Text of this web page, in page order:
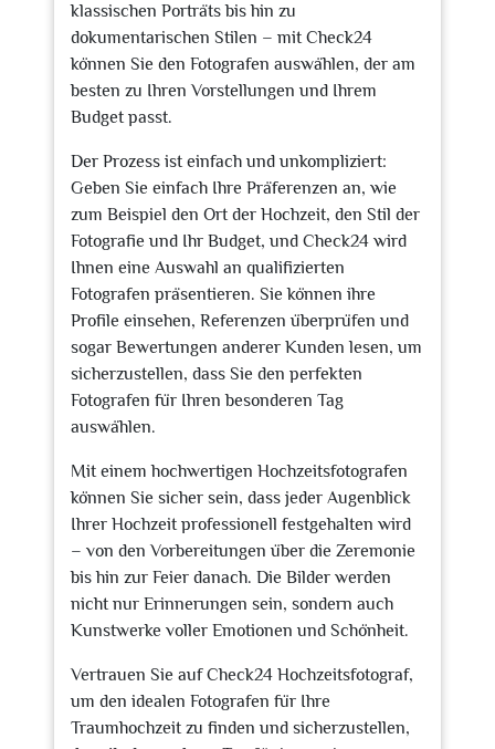
klassischen Porträts bis hin zu
dokumentarischen Stilen – mit Check24
können Sie den Fotografen auswählen, der am
besten zu Ihren Vorstellungen und Ihrem
Budget passt.
Der Prozess ist einfach und unkompliziert:
Geben Sie einfach Ihre Präferenzen an, wie
zum Beispiel den Ort der Hochzeit, den Stil der
Fotografie und Ihr Budget, und Check24 wird
Ihnen eine Auswahl an qualifizierten
Fotografen präsentieren. Sie können ihre
Profile einsehen, Referenzen überprüfen und
sogar Bewertungen anderer Kunden lesen, um
sicherzustellen, dass Sie den perfekten
Fotografen für Ihren besonderen Tag
auswählen.
Mit einem hochwertigen Hochzeitsfotografen
können Sie sicher sein, dass jeder Augenblick
Ihrer Hochzeit professionell festgehalten wird
– von den Vorbereitungen über die Zeremonie
bis hin zur Feier danach. Die Bilder werden
nicht nur Erinnerungen sein, sondern auch
Kunstwerke voller Emotionen und Schönheit.
Vertrauen Sie auf Check24 Hochzeitsfotograf,
um den idealen Fotografen für Ihre
Traumhochzeit zu finden und sicherzustellen,